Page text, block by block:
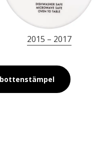
2015 – 2017